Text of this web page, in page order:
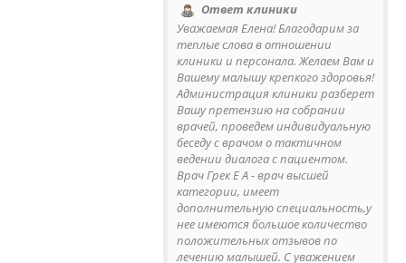
Ответ клиники
Уважаемая Елена! Благодарим за
теплые слова в отношении
клиники и персонала. Желаем Вам и
Вашему малышу крепкого здоровья!
Администрация клиники разберет
Вашу претензию на собрании
врачей, проведем индивидуальную
беседу с врачом о тактичном
ведении диалога с пациентом.
Врач Грек Е А - врач высшей
категории, имеет
дополнительную специальность,у
нее имеются большое количество
положительных отзывов по
лечению малышей. С уважением